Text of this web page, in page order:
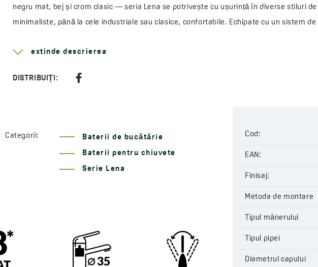
negru mat, bej și crom clasic — seria Lena se potrivește cu ușurință în diverse stiluri
minimaliste, până la cele industriale sau clasice, confortabile. Echipate cu un sistem
funcționare silențioasă și economie de apă. Toate modelele beneficiază de o garanție
Metoda de montare:
extinde descrierea
DISTRIBUIȚI:
Categorii: Baterii de bucătărie
Baterii pentru chiuvete
Serie Lena
Cod:
EAN:
Finisaj:
Metoda de montare
Tipul mânerului
Tipul pipei
Diametrul capului